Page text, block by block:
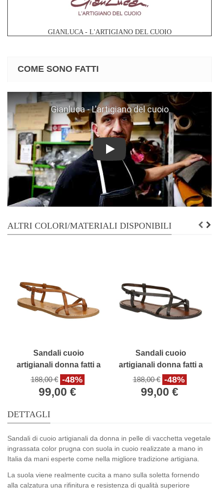
GIANLUCA - L'ARTIGIANO DEL CUOIO
COME SONO FATTI
Play
ALTRI COLORI/MATERIALI DISPONIBILI
Sandali cuoio
artigianali donna fatti a
mano in pelle colore
cuoio antico
188,00 € -48%
99,00 €
Sandali cuoio
artigianali donna fatti a
mano in pelle testa di
moro
188,00 € -48%
99,00 €
DETTAGLI
Sandali di cuoio artigianali da donna in pelle di vacchetta vegetale
ingrassata color prugna con suola in cuoio realizzate a mano in
Italia da mani esperte come nella migliore tradizione artigiana.
La suola viene realmente cucita a mano sulla soletta fornendo
alla calzatura una rifinitura e resistenza di qualità superiore